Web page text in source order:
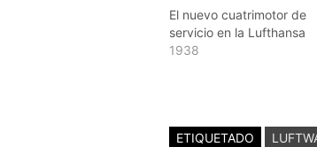
El nuevo cuatrimotor de
servicio en la Lufthansa
1938
ETIQUETADO